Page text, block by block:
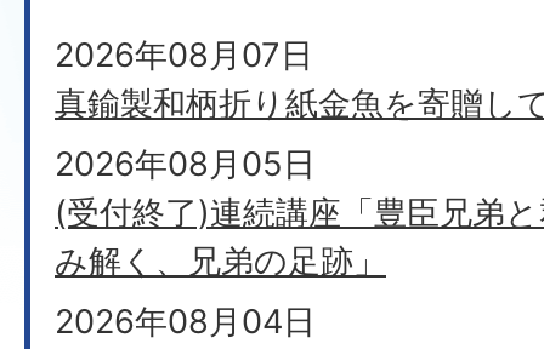
着
2026年08月07日
真鍮製和柄折り紙金魚を寄贈し
2026年08月05日
(受付終了)連続講座「豊臣兄弟
み解く、兄弟の足跡」
2026年08月04日